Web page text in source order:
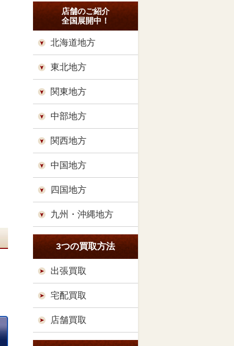
店舗のご紹介
全国展開中！
北海道地方
東北地方
関東地方
中部地方
関西地方
中国地方
四国地方
九州・沖縄地方
3つの買取方法
出張買取
宅配買取
店舗買取